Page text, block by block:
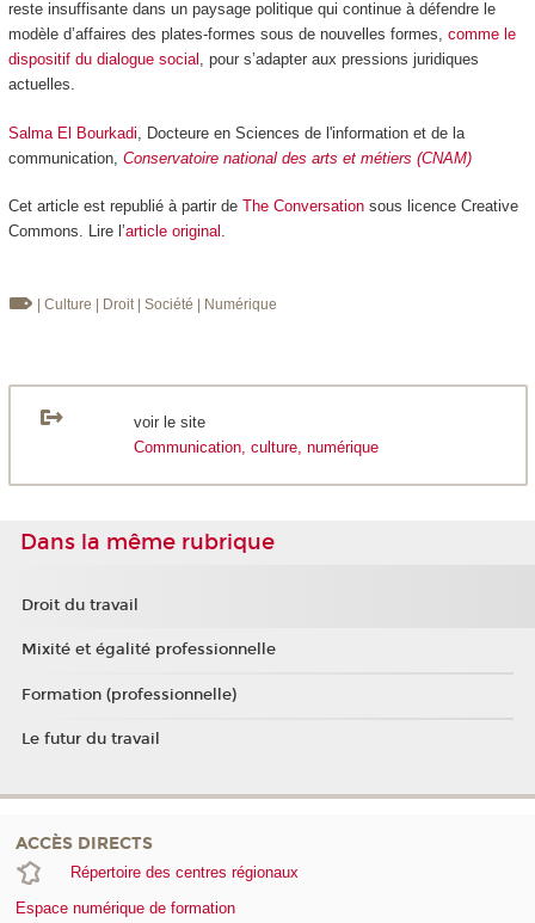
reste insuffisante dans un paysage politique qui continue à défendre le
modèle d’affaires des plates-formes sous de nouvelles formes, comme le
dispositif du dialogue social , pour s’adapter aux pressions juridiques
actuelles.
Salma El Bourkadi , Docteure en Sciences de l'information et de la
communication, Conservatoire national des arts et métiers (CNAM)
Cet article est republié à partir de The Conversationsous licence Creative
Commons. Lire l’article original .
| Culture | Droit | Société | Numérique
voir le site
Communication, culture, numérique
Dans la même rubrique
Droit du travail
Mixité et égalité professionnelle
Formation (professionnelle)
Le futur du travail
ACCÈS DIRECTS
Répertoire des centres régionaux
Espace numérique de formation